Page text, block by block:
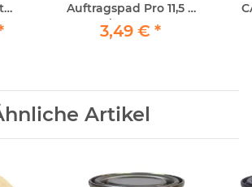
Auftragspad Pro 11,5 x
25cm / 1Stück echte
Schafwolle
3,49 € *
Artikel